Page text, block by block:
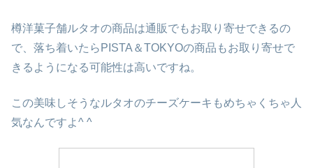
樽洋菓子舗ルタオの商品は通販でもお取り寄せできるの
で、落ち着いたらPISTA＆TOKYOの商品もお取り寄せで
きるようになる可能性は高いですね。
この美味しそうなルタオのチーズケーキもめちゃくちゃ人
気なんですよ^ ^